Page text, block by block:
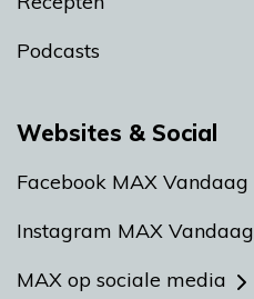
Podcasts
Websites & Social
Facebook MAX Vandaag
Instagram MAX Vandaag
MAX op sociale media